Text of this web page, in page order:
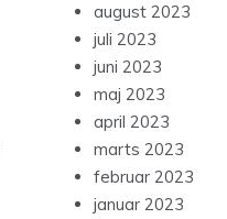
august 2023
juli 2023
juni 2023
maj 2023
april 2023
marts 2023
februar 2023
januar 2023